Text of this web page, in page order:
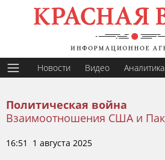
Новости Видео Аналитика
Политическая война
Взаимоотношения США и
16:51 1 августа 2025